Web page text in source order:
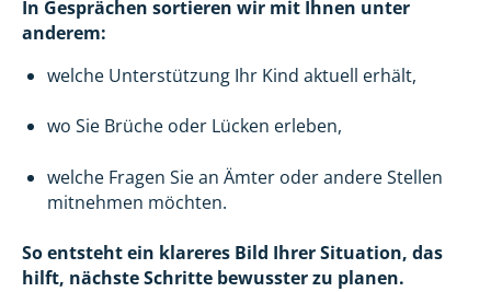
In Gesprächen sortieren wir mit Ihnen unter
anderem:
welche Unterstützung Ihr Kind aktuell erhält,
wo Sie Brüche oder Lücken erleben,
welche Fragen Sie an Ämter oder andere Stellen
mitnehmen möchten.
So entsteht ein klareres Bild Ihrer Situation, das
hilft, nächste Schritte bewusster zu planen.